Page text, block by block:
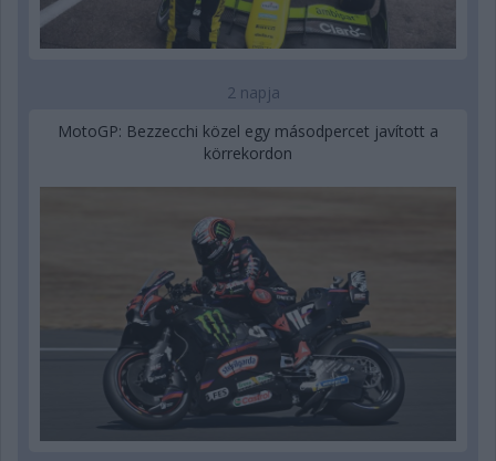
2 napja
MotoGP: Bezzecchi közel egy másodpercet javított a
körrekordon